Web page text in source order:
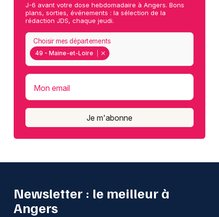
J-6 avant votre dose hebdomadaire à Angers. Bons
plans, sorties, événements : la sélection de la
rédaction JDS, chaque jeudi.
49 - Maine-et-Loire
Choisir mes départements
Mon email
Je m'abonne
Newsletter : le meilleur à
Angers